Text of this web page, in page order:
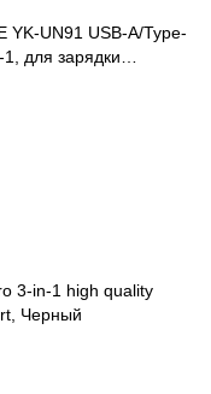
YK-UN91 USB-A/Type-
для зарядки